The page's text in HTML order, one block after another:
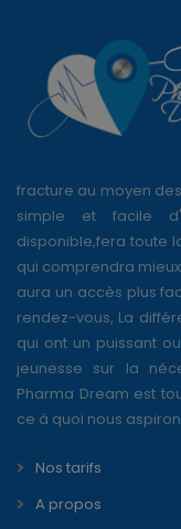
fracture au moyen
simple et facile
disponible,fera toute
qui comprendra
aura un accès plus
rendez-vous, La
qui ont un puissant
jeunesse sur la
Pharma Dream est
ce à quoi nous
Nos tarifs
A propos